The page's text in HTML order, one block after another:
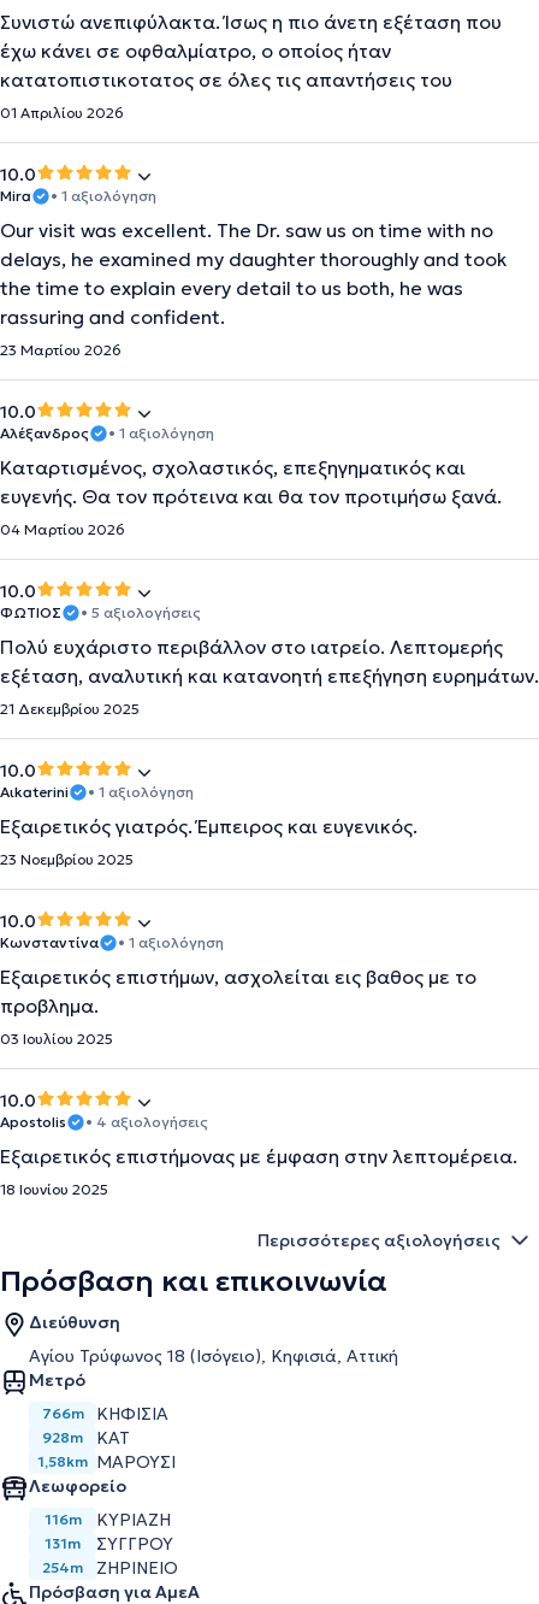
Συνιστώ ανεπιφύλακτα. Ίσως η πιο άνετη εξέταση που
έχω κάνει σε οφθαλμίατρο, ο οποίος ήταν
κατατοπιστικοτατος σε όλες τις απαντήσεις του
01 Απριλίου 2026
10.0
Mira • 1 αξιολόγηση
Our visit was excellent. The Dr. saw us on time with no
delays, he examined my daughter thoroughly and took
the time to explain every detail to us both, he was
rassuring and confident.
23 Μαρτίου 2026
10.0
Αλέξανδρος • 1 αξιολόγηση
Καταρτισμένος, σχολαστικός, επεξηγηματικός και
ευγενής. Θα τον πρότεινα και θα τον προτιμήσω ξανά.
04 Μαρτίου 2026
10.0
ΦΩΤΙΟΣ • 5 αξιολογήσεις
Πολύ ευχάριστο περιβάλλον στο ιατρείο. Λεπτομερής
εξέταση, αναλυτική και κατανοητή επεξήγηση ευρημάτων.
21 Δεκεμβρίου 2025
10.0
Αιkaterini • 1 αξιολόγηση
Εξαιρετικός γιατρός. Έμπειρος και ευγενικός.
23 Νοεμβρίου 2025
10.0
Κωνσταντίνα • 1 αξιολόγηση
Εξαιρετικός επιστήμων, ασχολείται εις βαθος με το
προβλημα.
03 Ιουλίου 2025
10.0
Apostolis • 4 αξιολογήσεις
Εξαιρετικός επιστήμονας με έμφαση στην λεπτομέρεια.
18 Ιουνίου 2025
Περισσότερες αξιολογήσεις
Πρόσβαση και επικοινωνία
Διεύθυνση
Αγίου Τρύφωνος 18 (Ισόγειο), Κηφισιά, Αττική
Μετρό
766m ΚΗΦΙΣΙΑ
928m ΚΑΤ
1,58km ΜΑΡΟΥΣΙ
Λεωφορείο
116m ΚΥΡΙΑΖΗ
131m ΣΥΓΓΡΟΥ
254m
ΖΗΡΙΝΕΙΟ
Πρόσβαση για ΑμεΑ